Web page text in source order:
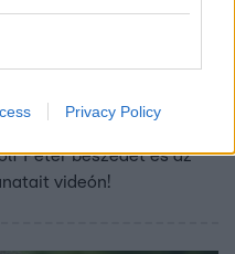
Privacy Policy
A padlás 1100.
Péter beszédét és az
videón!